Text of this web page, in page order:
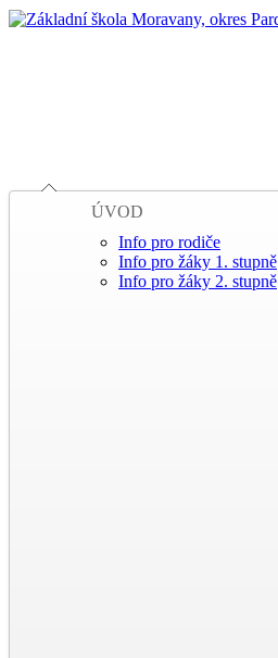
ÚVOD
Info pro rodiče
Info pro žáky 1. stupně
Info pro žáky 2. stupně